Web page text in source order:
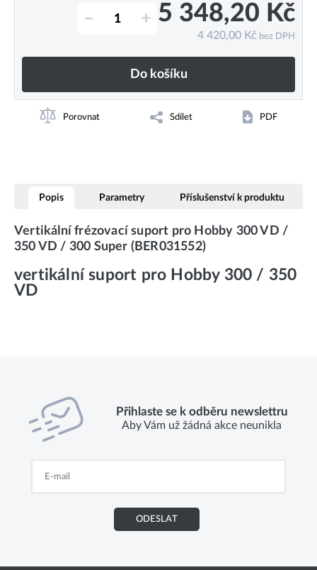
– + 5 348,20 Kč
4 420,00 Kč bez DPH
Do košíku
Porovnat Sdílet PDF
Popis Parametry Příslušenství k produktu
Vertikální frézovací suport pro Hobby 300 VD /
350 VD / 300 Super (BER031552)
vertikální suport pro Hobby 300 / 350
VD
Přihlaste se k odběru newslettru
Aby Vám už žádná akce neunikla
ODESLAT